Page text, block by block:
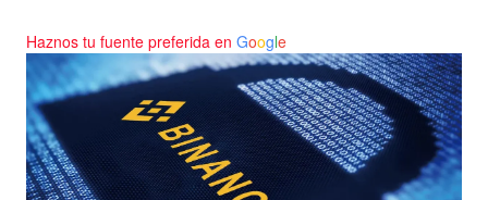
Haznos tu fuente preferida en Google